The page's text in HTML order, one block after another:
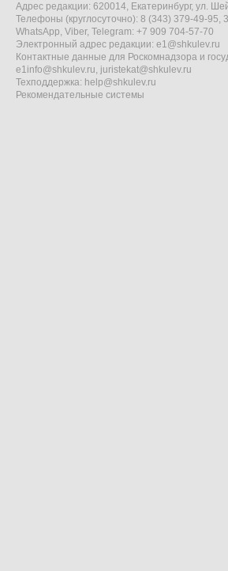
Адрес редакции: 620014, Екатеринбург, ул.
Телефоны (круглосуточно): 8 (343) 379-49-95,
WhatsApp, Viber, Telegram: +7 909 704-57-70
Электронный адрес редакции: e1@shkulev.ru
Контактные данные для Роскомнадзора и
e1info@shkulev.ru, juristekat@shkulev.ru
Техподдержка: help@shkulev.ru
Рекомендательные системы